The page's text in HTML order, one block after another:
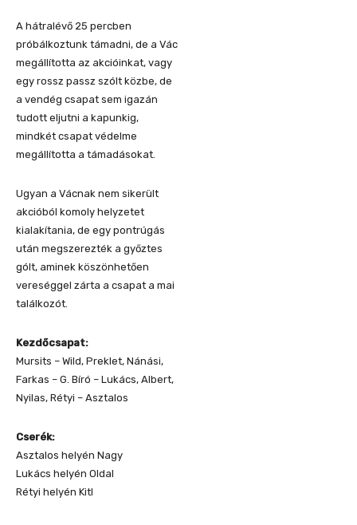
A hátralévő 25 percben
próbálkoztunk támadni, de a Vác
megállította az akcióinkat, vagy
egy rossz passz szólt közbe, de
a vendég csapat sem igazán
tudott eljutni a kapunkig,
mindkét csapat védelme
megállította a támadásokat.
Ugyan a Vácnak nem sikerült
akcióból komoly helyzetet
kialakítania, de egy pontrúgás
után megszerezték a győztes
gólt, aminek köszönhetően
vereséggel zárta a csapat a mai
találkozót.
Kezdőcsapat:
Mursits – Wild, Preklet, Nánási,
Farkas – G. Bíró – Lukács, Albert,
Nyilas, Rétyi – Asztalos
Cserék:
Asztalos helyén Nagy
Lukács helyén Oldal
Rétyi helyén Kitl